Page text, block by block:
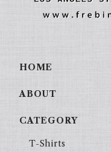
HOME
ABOUT
CATEGORY
T-Shirts